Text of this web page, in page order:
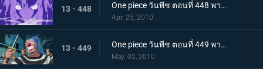
13 - 448 One piece วันพีช ตอนที่ 448 พากย์ไทย หยุดมาเจลแลนไว้! คุณอีวาเผยไม้ตายก้นหีบ!
Apr. 25, 2010
13 - 449 One piece วันพีช ตอนที่ 449 พากย์ไทย อุบายของมาเจลแลน! แผนป้องกันการแหกคุก!
May. 02, 2010